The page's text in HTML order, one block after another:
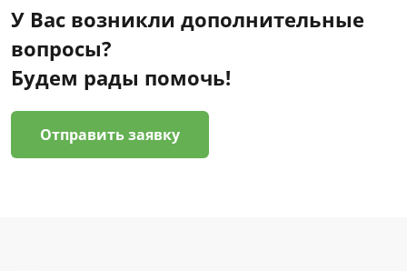
У Вас возникли дополнительные
вопросы?
Будем рады помочь!
Отправить заявку